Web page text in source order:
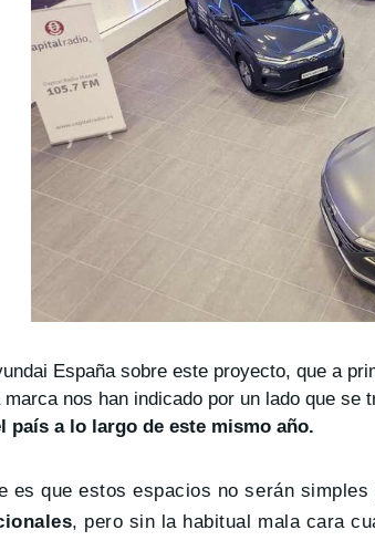
España sobre este proyecto, que a
nos han indicado por un lado que se
país a lo largo de este mismo año.
es que estos espacios no serán
, pero sin la habitual mala cara